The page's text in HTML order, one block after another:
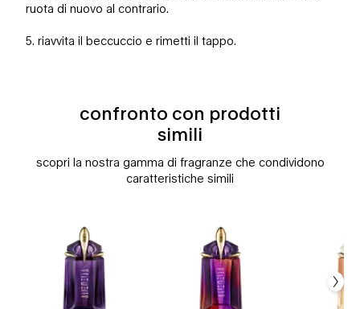
ruota di nuovo al contrario.
5. riavvita il beccuccio e rimetti il tappo.
confronto con prodotti similiconfronto con prodotti
simili
scopri la nostra gamma di fragranze che condividono
caratteristiche simili